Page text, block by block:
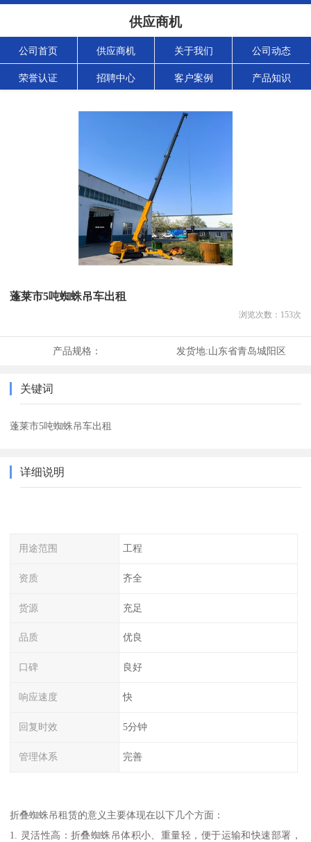
供应商机
公司首页 供应商机 关于我们 公司动态
荣誉认证 招聘中心 客户案例 产品知识
蓬莱市5吨蜘蛛吊车出租
浏览次数： 153次
产品规格： 发货地:山东省青岛城阳区
关键词
蓬莱市5吨蜘蛛吊车出租
详细说明
用途范围 工程
资质 齐全
货源 充足
品质 优良
口碑 良好
响应速度 快
回复时效 5分钟
管理体系 完善
折叠蜘蛛吊租赁的意义主要体现在以下几个方面：
1. 灵活性高：折叠蜘蛛吊体积小、重量轻，便于运输和快速部署，